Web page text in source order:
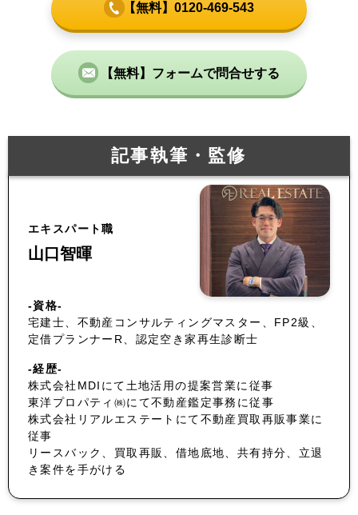
【無料】0120-469-543
【無料】フォームで問合せする
記事執筆・監修
エキスパート職
山口智暉
-資格-
宅建士、不動産コンサルティングマスター、FP2級、
定借プランナーR、認定空き家再生診断士
-経歴-
株式会社MDIにて土地活用の提案営業に従事
東洋プロパティ㈱にて不動産鑑定事務に従事
株式会社リアルエステートにて不動産買取再販事業に
従事
リースバック、買取再販、借地底地、共有持分、立退
き案件を手がける